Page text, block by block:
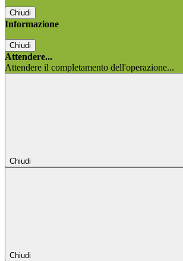
Chiudi
Informazione
Chiudi
Attendere...
Attendere il completamento dell'operazione...
Chiudi
Chiudi